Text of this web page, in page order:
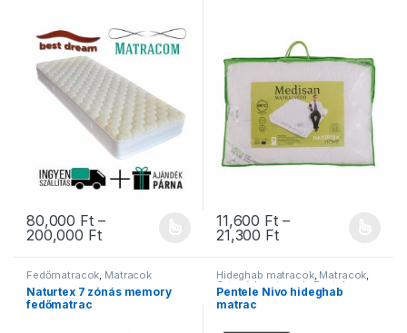
80,000 Ft –
200,000 FtÁrtartomány: 80,000 Ft - 200,000 Ft
Ennek a terméknek több variációja van. A változatok a
11,600 Ft –
21,300 FtÁrtartomány:
Ennek a terméknek több
Fedőmatracok, Matracok
Naturtex 7 zónás memory
fedőmatrac
Hideghab matracok, Matracok,
Ortopéd matracok Pentele
matracok,Szivacs matracok
Pentele Nivo hideghab
matrac